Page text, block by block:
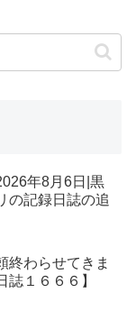
年8月6日|黒
の記録日誌の追
終わらせてきま
誌１６６６】